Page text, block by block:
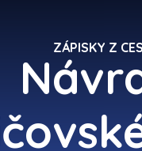
ZÁPISKY Z